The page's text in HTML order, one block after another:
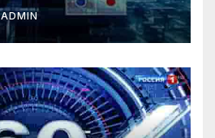
ADMIN